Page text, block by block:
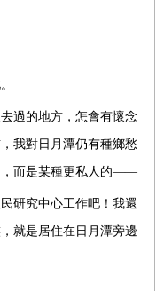
過的地方，怎會有懷念
我對日月潭仍有種鄉愁
，而是某種更私人的——
研究中心工作吧！我還
就是居住在日月潭旁邊